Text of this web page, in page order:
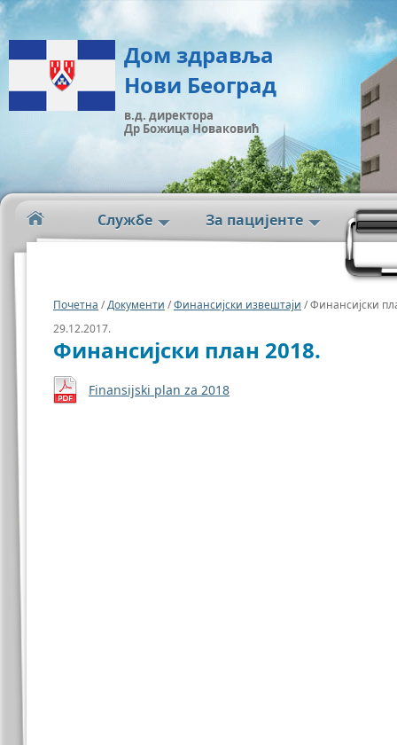
Дом здравља
Нови Београд
в.д. директора
Др Божица Новаковић
Службе За пацијенте
Почетна /Документи /Финансијски извештаји / Финансијски
29.12.2017.
Финансијски план 2018.
Finansijski plan za 2018